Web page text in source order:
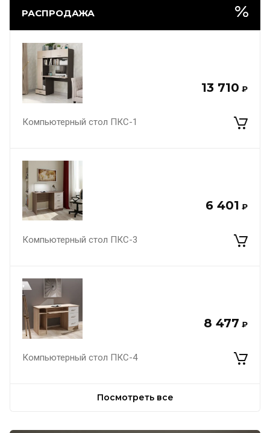
РАСПРОДАЖА
13 710 ₽
Компьютерный стол ПКС-1
6 401 ₽
Компьютерный стол ПКС-3
8 477 ₽
Компьютерный стол ПКС-4
Посмотреть все